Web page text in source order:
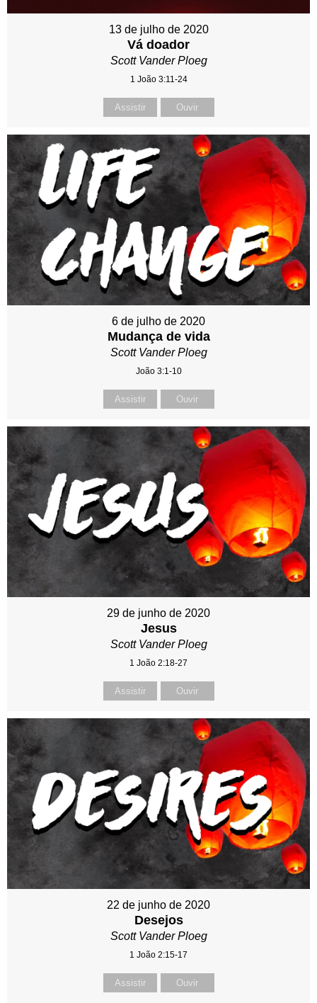
13 de julho de 2020
Vá doador
Scott Vander Ploeg
1 João 3:11-24
Assistir Ouvir
6 de julho de 2020
Mudança de vida
Scott Vander Ploeg
João 3:1-10
Assistir Ouvir
29 de junho de 2020
Jesus
Scott Vander Ploeg
1 João 2:18-27
Assistir Ouvir
22 de junho de 2020
Desejos
Scott Vander Ploeg
1 João 2:15-17
Assistir Ouvir